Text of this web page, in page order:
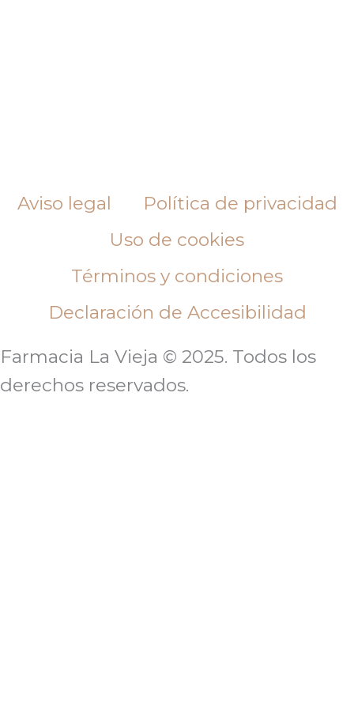
Aviso legal
Política de privacidad
Uso de cookies
Términos y condiciones
Declaración de Accesibilidad
Farmacia La Vieja © 2025. Todos los
derechos reservados.